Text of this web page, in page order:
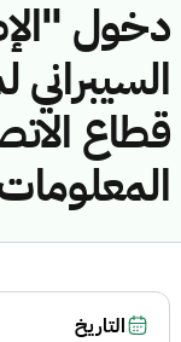
دخول
قطاع
التاريخ